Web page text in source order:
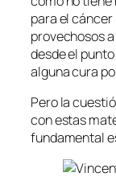
para el
provechosos
desde el
alguna cura
Pero la
con estas
fundamental